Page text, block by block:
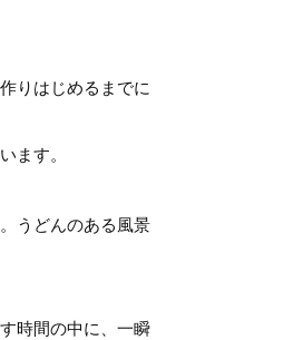
りはじめるまでに
ます。
うどんのある風景
時間の中に、一瞬